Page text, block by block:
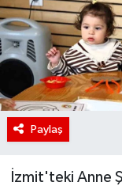
Paylaş
İzmit'teki Anne